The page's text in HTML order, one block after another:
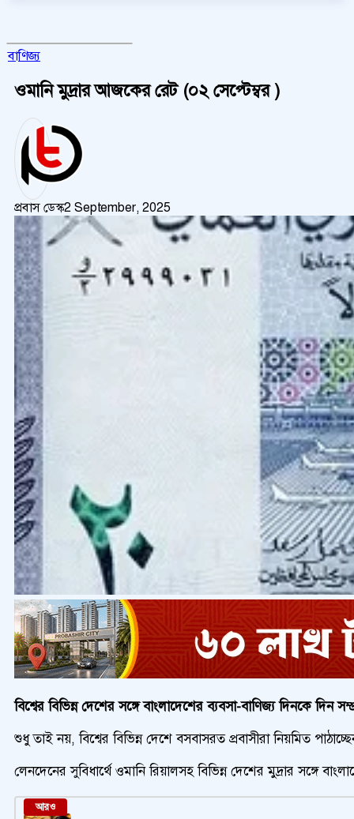
বাণিজ্য
ওমানি মুদ্রার আজকের রেট (০২ সেপ্টেম্বর )
প্রবাস ডেস্ক2 September, 2025
বিশ্বের বিভিন্ন দেশের সঙ্গে বাংলাদেশের ব্যবসা-বাণিজ্য দিনকে দিন
শুধু তাই নয়, বিশ্বের বিভিন্ন দেশে বসবাসরত প্রবাসীরা নিয়মিত
লেনদেনের সুবিধার্থে ওমানি রিয়ালসহ বিভিন্ন দেশের মুদ্রার সঙ্গে
আরও